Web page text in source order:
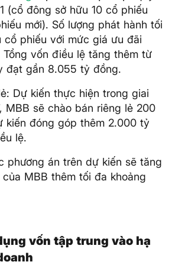
(cổ đông sở hữu 10 cổ phiếu
mới). Số lượng phát hành tối
cổ phiếu với mức giá ưu đãi
vốn điều lệ tăng thêm từ
đạt gần 8.055 tỷ đồng.
Dự kiến thực hiện trong giai
MBB sẽ chào bán riêng lẻ 200
kiến đóng góp thêm 2.000 tỷ
lệ.
phương án trên dự kiến sẽ tăng
MBB thêm tối đa khoảng
vốn tập trung vào hạ